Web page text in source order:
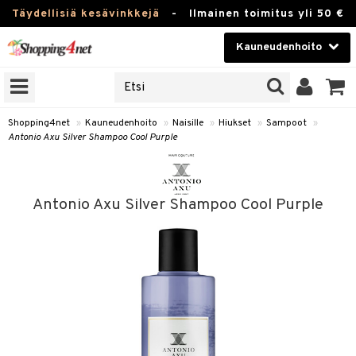
Täydellisiä kesävinkkejä - Ilmainen toimitus yli 50 €
Kauneudenhoito
Kauneudenhoito
Piilolinssit
Fitness
Shopping4net » Kauneudenhoito » Naisille » Hiukset » Sampoot »
Antonio Axu Silver Shampoo Cool Purple
Antonio Axu Silver Shampoo Cool Purple